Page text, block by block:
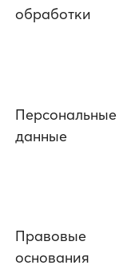
обработки
Персональные
данные
Правовые
основания